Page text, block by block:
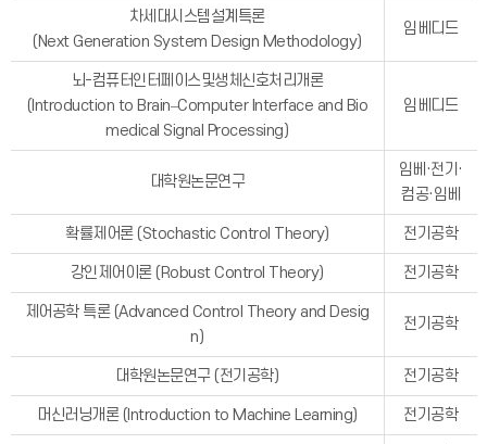
차세대시스템설계특론
(Next Generation System Design Methodology)
임베디드
뇌-컴퓨터인터페이스및생체신호처리개론
(Introduction to Brain–Computer Interface and Bio
medical Signal Processing)
임베디드
대학원논문연구
임베·전기·
컴공·임베
확률제어론 (Stochastic Control Theory) 전기공학
강인제어이론 (Robust Control Theory) 전기공학
제어공학 특론 (Advanced Control Theory and Desig
n)
전기공학
대학원논문연구 (전기공학) 전기공학
머신러닝개론 (Introduction to Machine Learning) 전기공학